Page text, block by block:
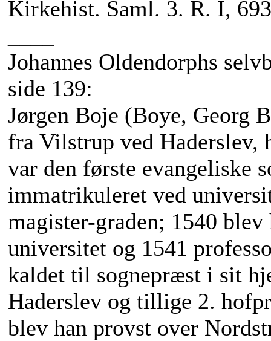
Kirkehist. Saml. 3. R. I,
Johannes Oldendorphs
side 139:
Jørgen Boje (Boye, Georg
fra Vilstrup ved Haderslev,
var den første evangeliske
immatrikuleret ved
magister-graden; 1540
universitet og 1541
kaldet til sognepræst i sit
Haderslev og tillige 2.
blev han provst over